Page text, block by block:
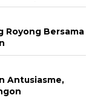
Royong Bersama
Antusiasme,